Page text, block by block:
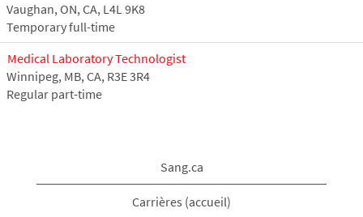
Vaughan, ON, CA, L4L 9K8
Temporary full-time
Medical Laboratory Technologist
Winnipeg, MB, CA, R3E 3R4
Regular part-time
Sang.ca
Carrières (accueil)